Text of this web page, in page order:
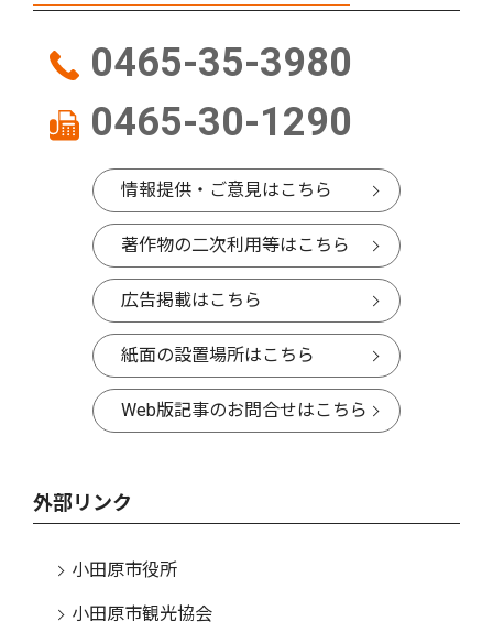
0465-35-3980
0465-30-1290
情報提供・ご意見はこちら
著作物の二次利用等はこちら
広告掲載はこちら
紙面の設置場所はこちら
Web版記事のお問合せはこちら
外部リンク
小田原市役所
小田原市観光協会